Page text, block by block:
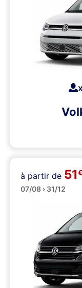
Minibus
à partir de 51€
07/08 › 31/12